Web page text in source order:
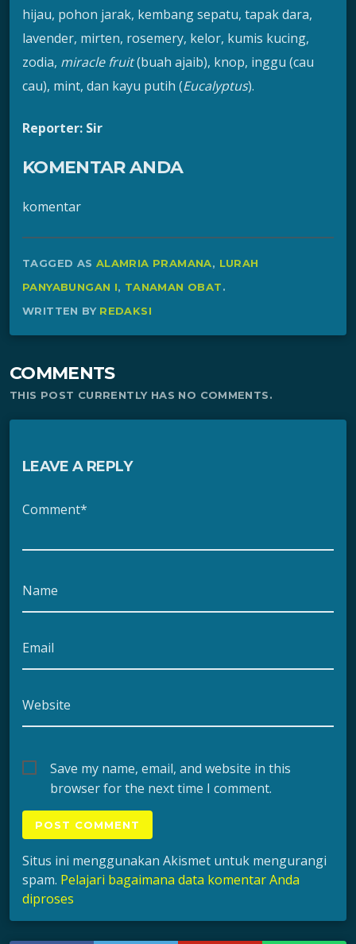
hijau, pohon jarak, kembang sepatu, tapak dara,
lavender, mirten, rosemery, kelor, kumis kucing,
zodia, miracle fruit(buah ajaib), knop, inggu (cau
cau), mint, dan kayu putih (Eucalyptus).
Reporter: Sir
KOMENTAR ANDA
komentar
TAGGED AS ALAMRIA PRAMANA, LURAH
PANYABUNGAN I, TANAMAN OBAT.
WRITTEN BY REDAKSI
COMMENTS
THIS POST CURRENTLY HAS NO COMMENTS.
LEAVE A REPLY
Comment*
Name
Email
Website
Save my name, email, and website in this
browser for the next time I comment.
Situs ini menggunakan Akismet untuk mengurangi
spam. Pelajari bagaimana data komentar Anda
diproses